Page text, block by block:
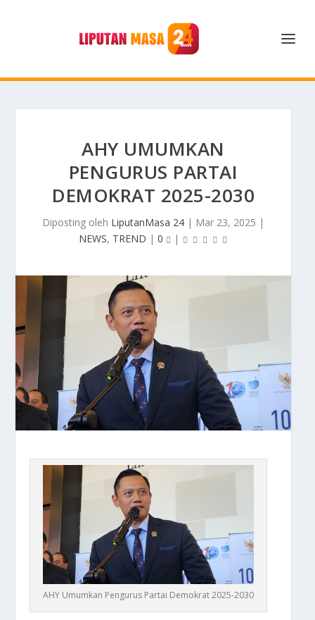
AHY UMUMKAN
PENGURUS PARTAI
DEMOKRAT 2025-2030
Diposting oleh LiputanMasa 24 | Mar 23, 2025 |
NEWS, TREND | 0 |
AHY Umumkan Pengurus Partai Demokrat 2025-2030